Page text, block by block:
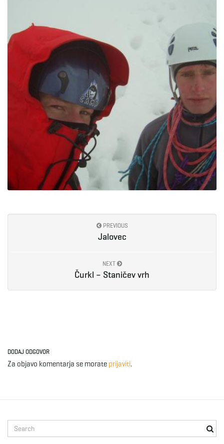
PREVIOUS
Jalovec
NEXT
Čurkl – Staničev vrh
DODAJ ODGOVOR
Za objavo komentarja se morate prijaviti.
e